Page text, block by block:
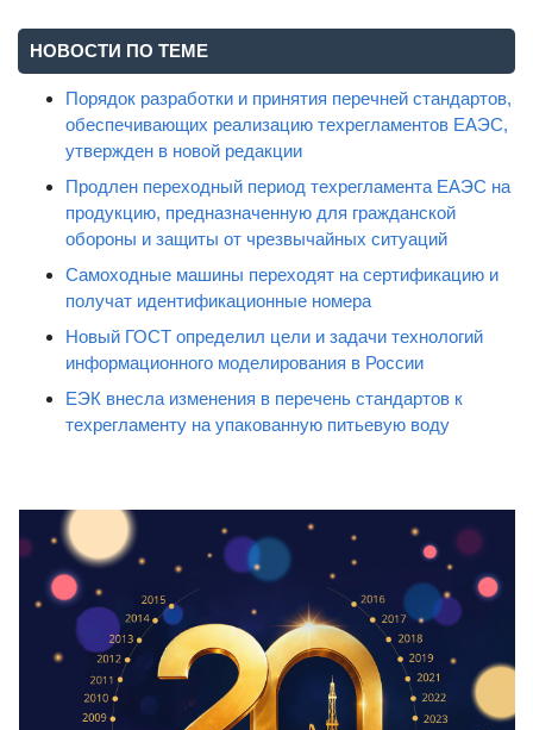
НОВОСТИ ПО ТЕМЕ
Порядок разработки и принятия перечней стандартов,
обеспечивающих реализацию техрегламентов ЕАЭС,
утвержден в новой редакции
Продлен переходный период техрегламента ЕАЭС на
продукцию, предназначенную для гражданской
обороны и защиты от чрезвычайных ситуаций
Самоходные машины переходят на сертификацию и
получат идентификационные номера
Новый ГОСТ определил цели и задачи технологий
информационного моделирования в России
ЕЭК внесла изменения в перечень стандартов к
техрегламенту на упакованную питьевую воду